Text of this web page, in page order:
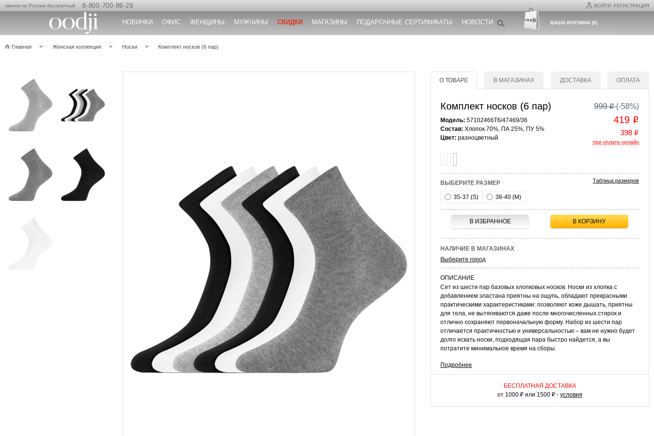
ВОЙТИ РЕГИСТРАЦИЯ
звонок по России бесплатный 8-800-700-89-29
НОВИНКИ ОФИС ЖЕНЩИНЫ МУЖЧИНЫ СКИДКИ МАГАЗИНЫ ПОДАРОЧНЫЕ СЕРТИФИКАТЫ НОВОСТИ ВАША КОРЗИНА(0)
Главная Женская коллекция Носки Комплект носков (6 пар)
О ТОВАРЕ В МАГАЗИНАХ ДОСТАВКА ОПЛАТА
Комплект носков (6 пар)
Модель: 57102466T6/47469/36
Состав: Хлопок 70%, ПА 25%, ПУ 5%
Цвет: разноцветный
999o (-58%)
419 o
398 o
при оплате онлайн
ВЫБЕРИТЕ РАЗМЕР Таблица размеров
35-37 (S) 38-40 (M)
В ИЗБРАННОЕ В КОРЗИНУ
НАЛИЧИЕ В МАГАЗИНАХ
Выберите город
ОПИСАНИЕ
Сет из шести пар базовых хлопковых носков. Носки из хлопка с
добавлением эластана приятны на ощупь, обладают прекрасными
практическими характеристиками: позволяют коже дышать, приятны
для тела, не вытягиваются даже после многочисленных стирок и
отлично сохраняют первоначальную форму. Набор из шести пар
отличается практичностью и универсальностью – вам не нужно будет
долго искать носки, подходящая пара быстро найдется, а вы
потратите минимальное время на сборы.
КАК НОСИТЬ
Хлопковые носки прекрасно подходят для спортивного и
повседневного гардероба. Они незаменимы на тренировках, во время
активного отдыха и путешествий. Базовые носки отлично сочетаются
Подробнее
БЕСПЛАТНАЯ ДОСТАВКА
от 1000 ₽ или 1500 ₽ - условия